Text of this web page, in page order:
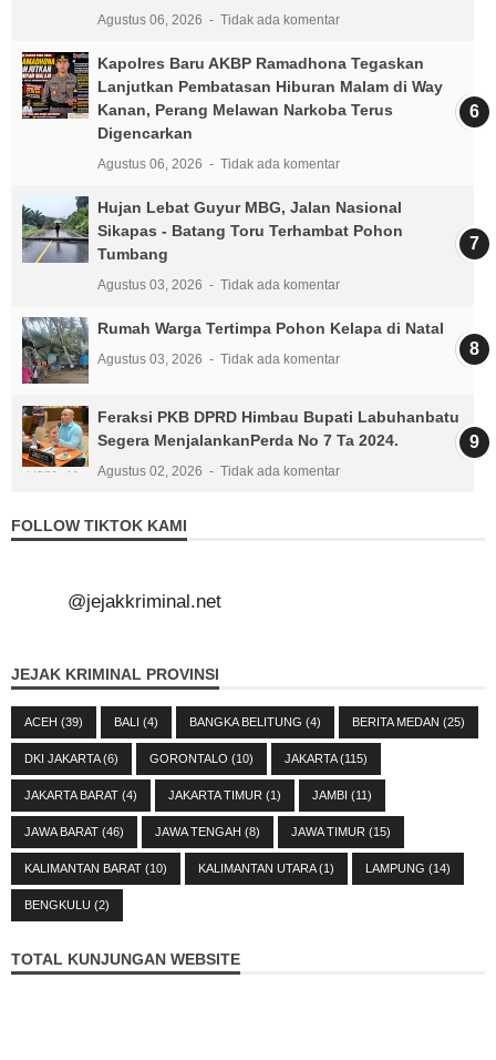
Agustus 06, 2026 Tidak ada komentar
Kapolres Baru AKBP Ramadhona Tegaskan
Lanjutkan Pembatasan Hiburan Malam di Way
Kanan, Perang Melawan Narkoba Terus
Digencarkan
Agustus 06, 2026 Tidak ada komentar
Hujan Lebat Guyur MBG, Jalan Nasional
Sikapas - Batang Toru Terhambat Pohon
Tumbang
Agustus 03, 2026 Tidak ada komentar
Rumah Warga Tertimpa Pohon Kelapa di Natal
Agustus 03, 2026 Tidak ada komentar
Feraksi PKB DPRD Himbau Bupati Labuhanbatu
Segera MenjalankanPerda No 7 Ta 2024.
Agustus 02, 2026 Tidak ada komentar
FOLLOW TIKTOK KAMI
@jejakkriminal.net
JEJAK KRIMINAL PROVINSI
ACEH (39) BALI (4) BANGKA BELITUNG (4) BERITA MEDAN (25)
DKI JAKARTA(6) GORONTALO (10) JAKARTA(115)
JAKARTA BARAT (4) JAKARTA TIMUR (1) JAMBI (11)
JAWA BARAT (46) JAWA TENGAH (8) JAWA TIMUR (15)
KALIMANTAN BARAT (10) KALIMANTAN UTARA(1) LAMPUNG (14)
BENGKULU (2)
TOTAL KUNJUNGAN WEBSITE